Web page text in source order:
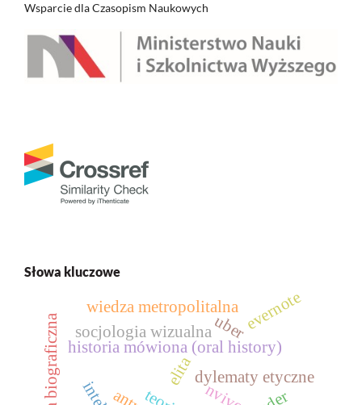
Wsparcie dla Czasopism Naukowych
Słowa kluczowe
elita
historia mówiona (oral history)
dylematy etyczne
uber
wiedza metropolitalna
socjologia wizualna
evernote
nvivo